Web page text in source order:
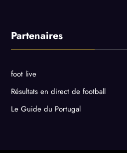
Partenaires
foot live
Résultats en direct de football
Le Guide du Portugal